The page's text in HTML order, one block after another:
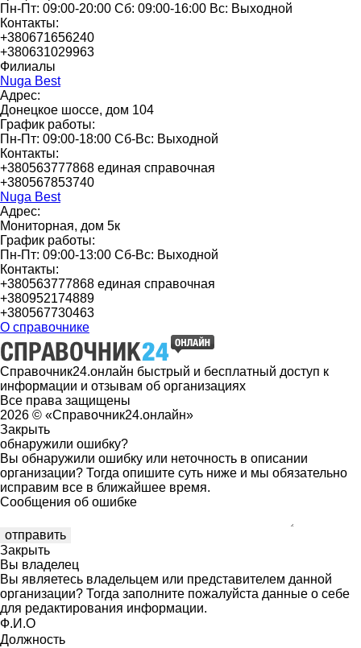
Пн-Пт: 09:00-20:00 Сб: 09:00-16:00 Вс: Выходной
Контакты:
+380671656240
+380631029963
Филиалы
Nuga Best
Адрес:
Донецкое шоссе, дом 104
График работы:
Пн-Пт: 09:00-18:00 Сб-Вс: Выходной
Контакты:
+380563777868 единая справочная
+380567853740
Nuga Best
Адрес:
Мониторная, дом 5к
График работы:
Пн-Пт: 09:00-13:00 Сб-Вс: Выходной
Контакты:
+380563777868 единая справочная
+380952174889
+380567730463
О справочнике
Справочник24.онлайн быстрый и бесплатный доступ к
информации и отзывам об организациях
Все права защищены
2026 © «Справочник24.онлайн»
Закрыть
обнаружили ошибку?
Вы обнаружили ошибку или неточность в описании
организации? Тогда опишите суть ниже и мы обязательно
исправим все в ближайшее время.
Сообщения об ошибке
Закрыть
Вы владелец
Вы являетесь владельцем или представителем данной
организации? Тогда заполните пожалуйста данные о себе
для редактирования информации.
Ф.И.О
Должность